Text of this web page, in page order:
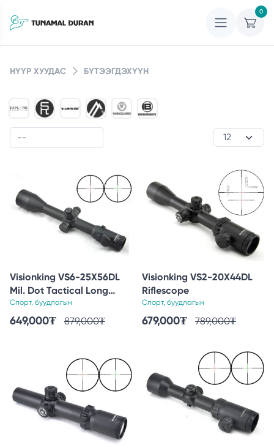
0
НҮҮР ХУУДАС БҮТЭЭГДЭХҮҮН
Visionking VS6-25X56DL
Mil. Dot Tactical Long
Range Hunting Riflescope
Спорт, буудлагын
649,000₮ 879,000₮
Visionking VS2-20X44DL
Riflescope
Спорт, буудлагын
679,000₮ 789,000₮